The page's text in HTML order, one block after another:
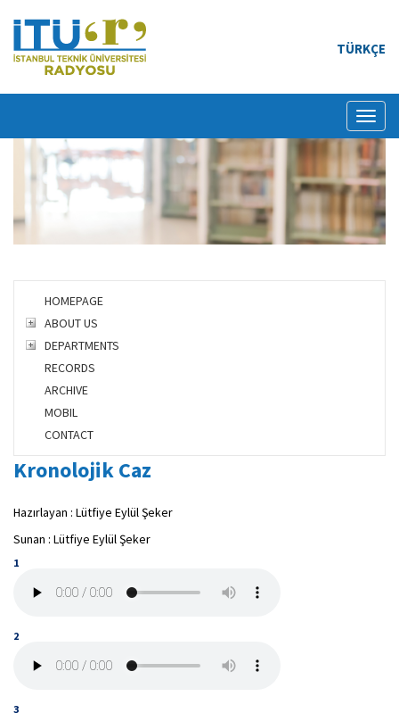
TÜRKÇE
HOMEPAGE
ABOUT US
DEPARTMENTS
RECORDS
ARCHIVE
MOBIL
CONTACT
Kronolojik Caz
Hazırlayan : Lütfiye Eylül Şeker
Sunan : Lütfiye Eylül Şeker
1
2
3